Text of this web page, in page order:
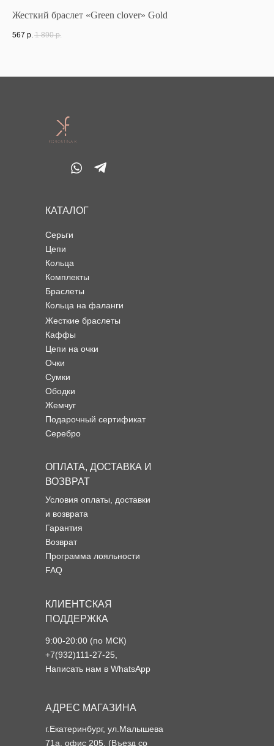
Жесткий браслет «Green clover» Gold
567 р. 1 890 р.
Серьги
Цепи
Кольца
Комплекты
Браслеты
Кольца на фаланги
Условия оплаты, доставки
и возврата
Гарантия
Возврат
Программа лояльности
FAQ
КАТАЛОГ
ОПЛАТА, ДОСТАВКА И
ВОЗВРАТ
КЛИЕНТСКАЯ
ПОДДЕРЖКА
Жесткие браслеты
Каффы
Цепи на очки
Очки
Сумки
Ободки
Жемчуг
Подарочный сертификат
Серебро
АДРЕС МАГАЗИНА
г.Екатеринбург, ул.Малышева
71а, офис 205. (Въезд со
9:00-20:00 (по МСК)
+7(932)111-27-25,
Написать нам в WhatsApp